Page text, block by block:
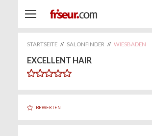
STARTSEITE // SALONFINDER // WIESBADEN
EXCELLENT HAIR
BEWERTEN